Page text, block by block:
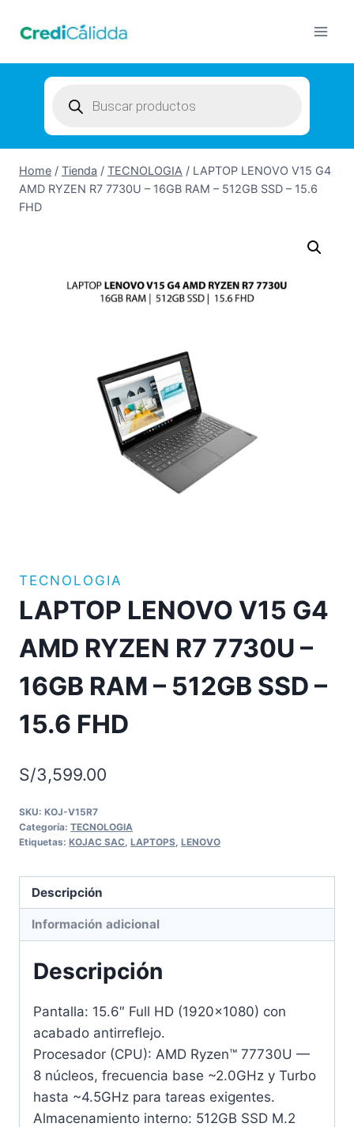
search
Home / Tienda / TECNOLOGIA / LAPTOP LENOVO V15 G4
AMD RYZEN R7 7730U – 16GB RAM – 512GB SSD – 15.6
FHD
TECNOLOGIA
LAPTOP LENOVO V15 G4
AMD RYZEN R7 7730U –
16GB RAM – 512GB SSD –
15.6 FHD
S/3,599.00
SKU: KOJ-V15R7
Categoría: TECNOLOGIA
Etiquetas: KOJAC SAC LAPTOPS LENOVO
Descripción
Información adicional
Descripción
Pantalla: 15.6″ Full HD (1920×1080) con
acabado antirreflejo.
Procesador (CPU): AMD Ryzen™ 77730U —
8 núcleos, frecuencia base ~2.0GHz y Turbo
hasta ~4.5GHz para tareas exigentes.
Almacenamiento interno: 512GB SSD M.2